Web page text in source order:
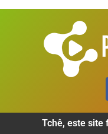
Tchê, este site